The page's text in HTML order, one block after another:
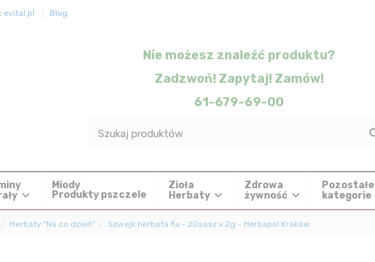
evital.pl Blog
Nie możesz znaleźć produktu?
Zadzwoń! Zapytaj! Zamów!
61-679-69-00
Miody
Produkty pszczele
Zioła
Herbaty
Zdrowa
żywność
Pozostałe
kategorie
Herbaty "Na co dzień" Szwejk herbata fix - 20sasz x 2g - Herbapol Kraków